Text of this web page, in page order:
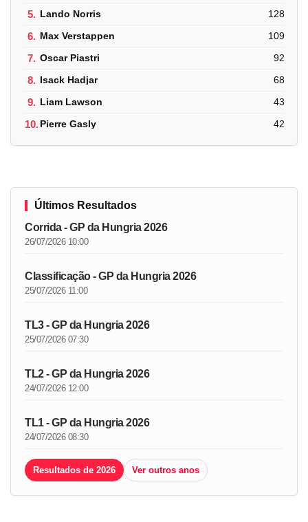
5. Lando Norris 128
6. Max Verstappen 109
7. Oscar Piastri 92
8. Isack Hadjar 68
9. Liam Lawson 43
10.Pierre Gasly 42
Últimos Resultados
Corrida - GP da Hungria 2026
26/07/2026 10:00
Classificação - GP da Hungria 2026
25/07/2026 11:00
TL3 - GP da Hungria 2026
25/07/2026 07:30
TL2 - GP da Hungria 2026
24/07/2026 12:00
TL1 - GP da Hungria 2026
24/07/2026 08:30
Resultados de 2026 Ver outros anos